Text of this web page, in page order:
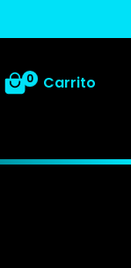
0 Carrito